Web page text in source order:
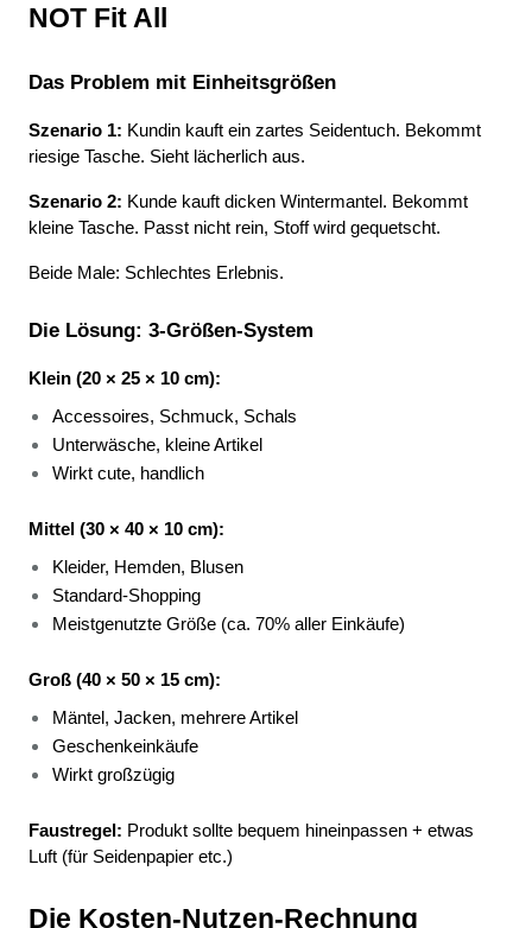
NOT Fit All
Das Problem mit Einheitsgrößen
Szenario 1: Kundin kauft ein zartes Seidentuch. Bekommt
riesige Tasche. Sieht lächerlich aus.
Szenario 2: Kunde kauft dicken Wintermantel. Bekommt
kleine Tasche. Passt nicht rein, Stoff wird gequetscht.
Beide Male: Schlechtes Erlebnis.
Die Lösung: 3-Größen-System
Klein (20 × 25 × 10 cm):
Accessoires, Schmuck, Schals
Unterwäsche, kleine Artikel
Wirkt cute, handlich
Mittel (30 × 40 × 10 cm):
Kleider, Hemden, Blusen
Standard-Shopping
Meistgenutzte Größe (ca. 70% aller Einkäufe)
Groß (40 × 50 × 15 cm):
Mäntel, Jacken, mehrere Artikel
Geschenkeinkäufe
Wirkt großzügig
Faustregel: Produkt sollte bequem hineinpassen + etwas
Luft (für Seidenpapier etc.)
Die Kosten-Nutzen-Rechnung